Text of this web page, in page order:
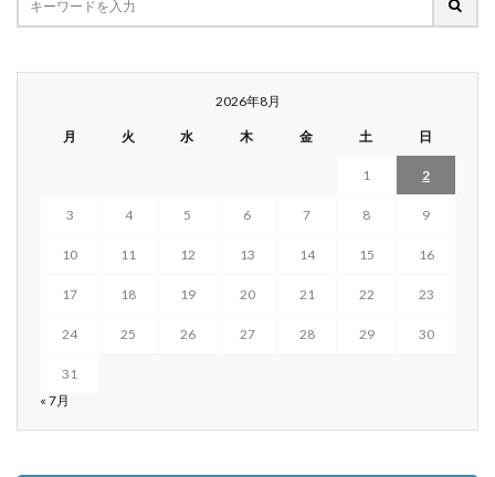
2026年8月
月 火 水 木 金 土 日
1 2
3 4 5 6 7 8 9
10 11 12 13 14 15 16
17 18 19 20 21 22 23
24 25 26 27 28 29 30
31
« 7月